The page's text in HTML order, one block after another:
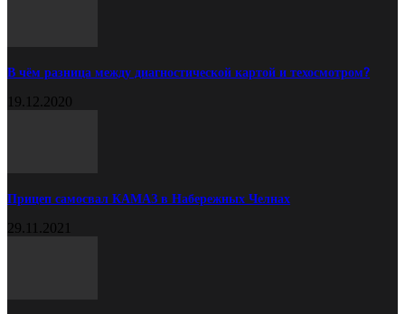
В чём разница между диагностической картой и техосмотром?
19.12.2020
Прицеп самосвал КАМАЗ в Набережных Челнах
29.11.2021